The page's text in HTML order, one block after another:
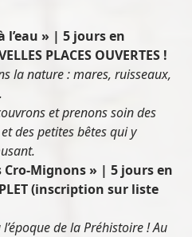
l’eau » | 5 jours en
PLACES OUVERTES !
la nature : mares, ruisseaux,
et prenons soin des
des petites bêtes qui y
Cro-Mignons » | 5 jours en
(inscription sur liste
de la Préhistoire ! Au